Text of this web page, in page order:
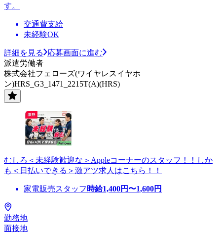
す。
交通費支給
未経験OK
詳細を見る
応募画面に進む
派遣労働者
株式会社フェローズ(ワイヤレスイヤホ
ン)HRS_G3_1471_2215T(A)(HRS)
むしろ＜未経験歓迎な＞Appleコーナーのスタッフ！！しか
も＜日払いできる＞激アツ求人はこちら！！
家電販売スタッフ 時給1,400円〜1,600円
勤務地
面接地